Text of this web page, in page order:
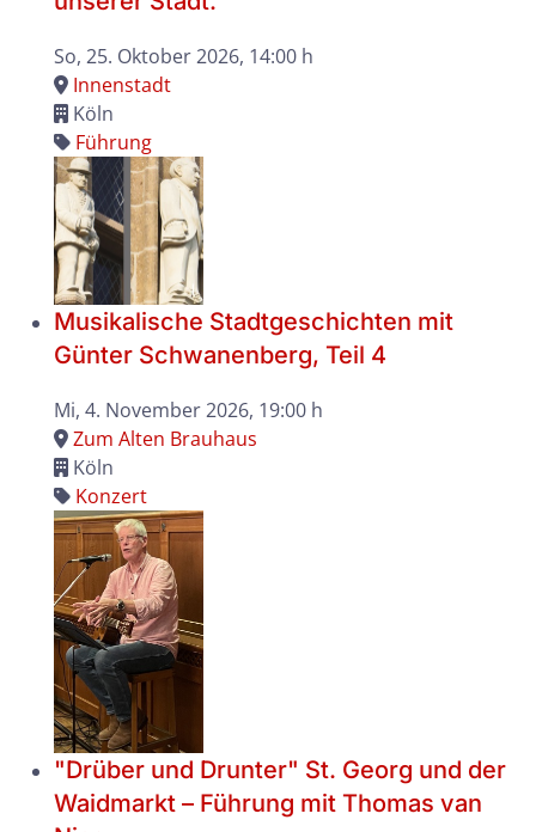
So, 25. Oktober 2026, 14:00 h
Innenstadt
Köln
Führung
Musikalische Stadtgeschichten mit
Günter Schwanenberg, Teil 4
Mi, 4. November 2026, 19:00 h
Zum Alten Brauhaus
Köln
Konzert
"Drüber und Drunter" St. Georg und der
Waidmarkt – Führung mit Thomas van